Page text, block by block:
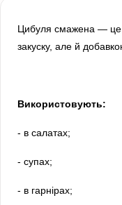
Цибуля смажена — це
закуску, але й
Використовують:
- в салатах;
- супах;
- в гарнірах;